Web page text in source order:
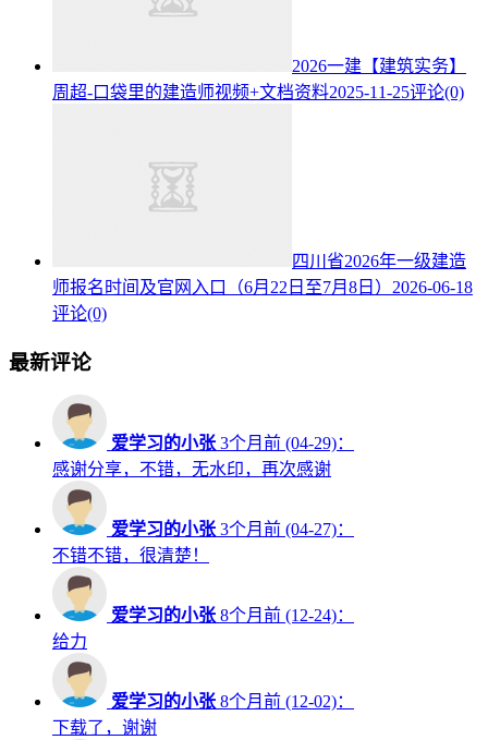
2026一建【建筑实务】
周超-口袋里的建造师视频+文档资料2025-11-25评论(0)
四川省2026年一级建造
师报名时间及官网入口（6月22日至7月8日） 2026-06-18
评论(0)
最新评论
爱学习的小张 3个月前 (04-29)：
感谢分享，不错，无水印，再次感谢
爱学习的小张 3个月前 (04-27)：
不错不错，很清楚！
爱学习的小张 8个月前 (12-24)：
给力
爱学习的小张 8个月前 (12-02)：
下载了，谢谢